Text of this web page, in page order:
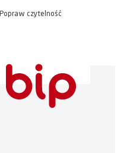
Popraw czytelność